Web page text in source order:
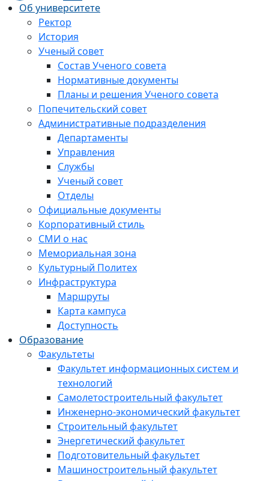
Об университете
Ректор
История
Ученый совет
Состав Ученого совета
Нормативные документы
Планы и решения Ученого совета
Попечительский совет
Административные подразделения
Департаменты
Управления
Службы
Ученый совет
Отделы
Официальные документы
Корпоративный стиль
СМИ о нас
Мемориальная зона
Культурный Политех
Инфраструктура
Маршруты
Карта кампуса
Доступность
Образование
Факультеты
Факультет информационных систем и
технологий
Самолетостроительный факультет
Инженерно-экономический факультет
Строительный факультет
Энергетический факультет
Подготовительный факультет
Машиностроительный факультет